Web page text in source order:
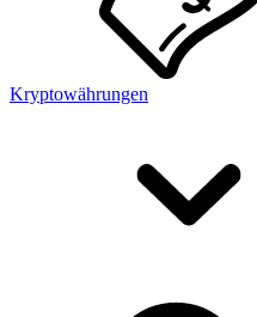
Kryptowährungen